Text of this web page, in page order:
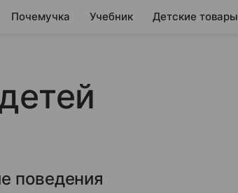
Почемучка Учебник Детские товары
поведения